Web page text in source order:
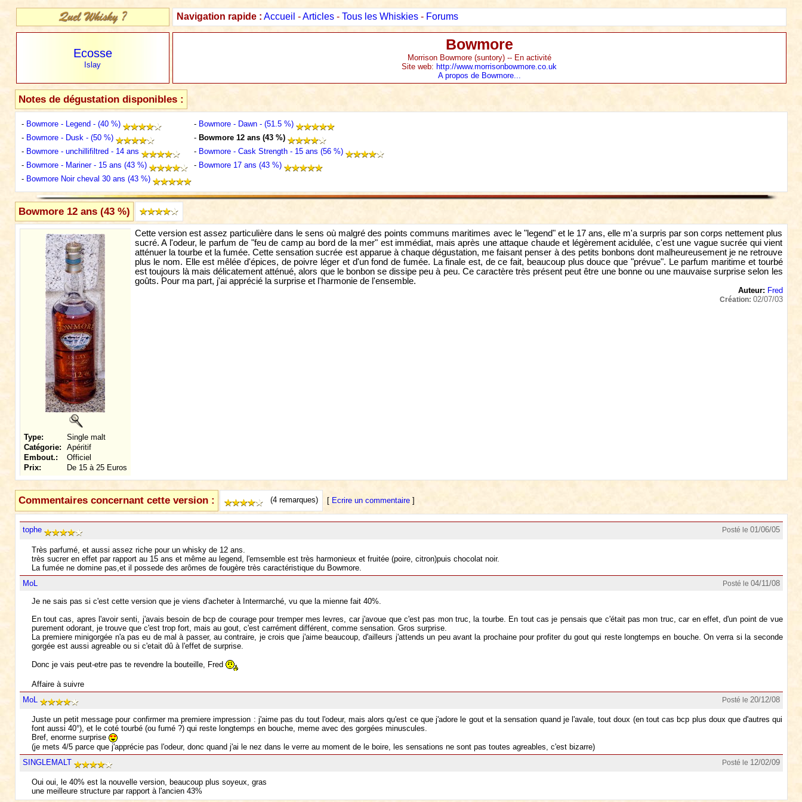
Navigation rapide : Accueil -Articles- Tous les Whiskies- Forums
Ecosse
Islay
Bowmore
Morrison Bowmore (suntory) -- En activité
Site web: http://www.morrisonbowmore.co.uk
A propos de Bowmore...
Notes de dégustation disponibles :
- Bowmore - Legend - (40 %) - Bowmore - Dawn - (51.5 %)
- Bowmore - Dusk - (50 %) - Bowmore 12 ans (43 %)
- Bowmore - unchillifiltred - 14 ans - Bowmore - Cask Strength - 15 ans (56 %)
- Bowmore - Mariner - 15 ans (43 %) - Bowmore 17 ans (43 %)
- Bowmore Noir cheval 30 ans (43 %)
Bowmore 12 ans (43 %)
Type:
Single malt
Catégorie:
Apéritif
Embout.:
Officiel
Prix:
De 15 à 25 Euros
Cette version est assez particulière dans le sens où malgré des points communs maritimes avec le "legend" et le 17 ans, elle m'a surpris par son corps nettement plus
sucré. A l'odeur, le parfum de "feu de camp au bord de la mer" est immédiat, mais après une attaque chaude et légèrement acidulée, c'est une vague sucrée qui vient
atténuer la tourbe et la fumée. Cette sensation sucrée est apparue à chaque dégustation, me faisant penser à des petits bonbons dont malheureusement je ne retrouve
plus le nom. Elle est mêlée d'épices, de poivre léger et d'un fond de fumée. La finale est, de ce fait, beaucoup plus douce que "prévue". Le parfum maritime et tourbé
est toujours là mais délicatement atténué, alors que le bonbon se dissipe peu à peu. Ce caractère très présent peut être une bonne ou une mauvaise surprise selon les
goûts. Pour ma part, j'ai apprécié la surprise et l'harmonie de l'ensemble.
Auteur: Fred
Création: 02/07/03
Commentaires concernant cette version : (4 remarques) [ Ecrire un commentaire]
Posté le 01/06/05
tophe
Très parfumé, et aussi assez riche pour un whisky de 12 ans.
très sucrer en effet par rapport au 15 ans et même au legend, l'emsemble est très harmonieux et fruitée (poire, citron)puis chocolat noir.
La fumée ne domine pas,et il possede des arômes de fougère très caractéristique du Bowmore.
Posté le 04/11/08
MoL
Je ne sais pas si c'est cette version que je viens d'acheter à Intermarché, vu que la mienne fait 40%.
En tout cas, apres l'avoir senti, j'avais besoin de bcp de courage pour tremper mes levres, car j'avoue que c'est pas mon truc, la tourbe. En tout cas je pensais que c'était pas mon truc, car en effet, d'un point de vue
purement odorant, je trouve que c'est trop fort, mais au gout, c'est carrément différent, comme sensation. Gros surprise.
La premiere minigorgée n'a pas eu de mal à passer, au contraire, je crois que j'aime beaucoup, d'ailleurs j'attends un peu avant la prochaine pour profiter du gout qui reste longtemps en bouche. On verra si la seconde
gorgée est aussi agreable ou si c'etait dû à l'effet de surprise.
Donc je vais peut-etre pas te revendre la bouteille, Fred
Affaire à suivre
Posté le 20/12/08
MoL
Juste un petit message pour confirmer ma premiere impression : j'aime pas du tout l'odeur, mais alors qu'est ce que j'adore le gout et la sensation quand je l'avale, tout doux (en tout cas bcp plus doux que d'autres qui
font aussi 40°), et le coté tourbé (ou fumé ?) qui reste longtemps en bouche, meme avec des gorgées minuscules.
Bref, enorme surprise
(je mets 4/5 parce que j'apprécie pas l'odeur, donc quand j'ai le nez dans le verre au moment de le boire, les sensations ne sont pas toutes agreables, c'est bizarre)
Posté le 12/02/09
SINGLEMALT
Oui oui, le 40% est la nouvelle version, beaucoup plus soyeux, gras
une meilleure structure par rapport à l'ancien 43%